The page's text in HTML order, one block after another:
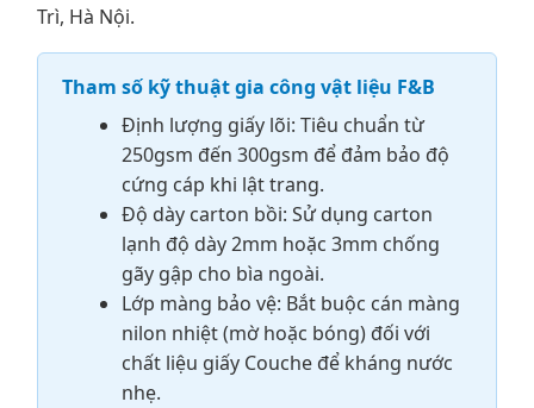
Trì, Hà Nội.
Tham số kỹ thuật gia công vật liệu F&B
Định lượng giấy lõi: Tiêu chuẩn từ
250gsm đến 300gsm để đảm bảo độ
cứng cáp khi lật trang.
Độ dày carton bồi: Sử dụng carton
lạnh độ dày 2mm hoặc 3mm chống
gãy gập cho bìa ngoài.
Lớp màng bảo vệ: Bắt buộc cán màng
nilon nhiệt (mờ hoặc bóng) đối với
chất liệu giấy Couche để kháng nước
nhẹ.